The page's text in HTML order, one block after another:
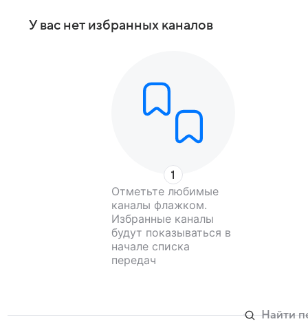
У вас нет избранных каналов
Отметьте любимые
каналы флажком.
Избранные каналы
будут показываться в
начале списка
передач